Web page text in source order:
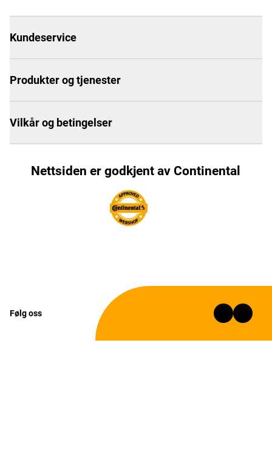
Kundeservice
Produkter og tjenester
Vilkår og betingelser
Nettsiden er godkjent av Continental
Følg oss